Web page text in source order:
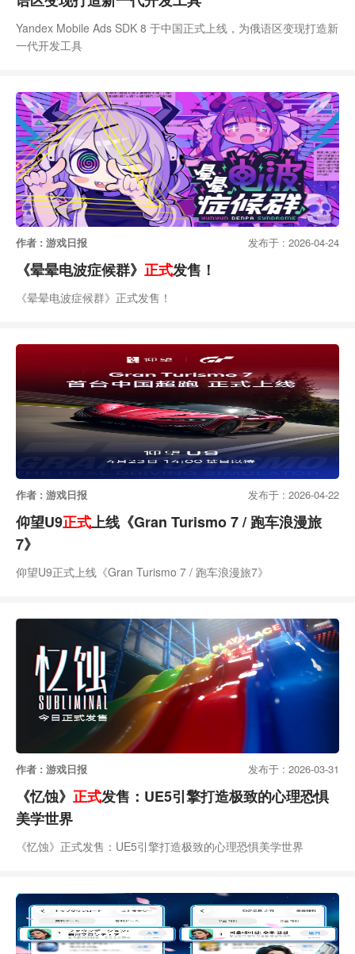
Yandex Mobile Ads SDK 8 于中国正式上线，为俄语区变现打造新
一代开发工具
作者 : 游戏日报 发布于 : 2026-04-24
《晕晕电波症候群》 正式发售！
《晕晕电波症候群》正式发售！
作者 : 游戏日报 发布于 : 2026-04-22
仰望U9正式上线《Gran Turismo 7 / 跑车浪漫旅
7》
仰望U9正式上线《Gran Turismo 7 / 跑车浪漫旅7》
作者 : 游戏日报 发布于 : 2026-03-31
《忆蚀》 正式发售：UE5引擎打造极致的心理恐惧
美学世界
《忆蚀》正式发售：UE5引擎打造极致的心理恐惧美学世界